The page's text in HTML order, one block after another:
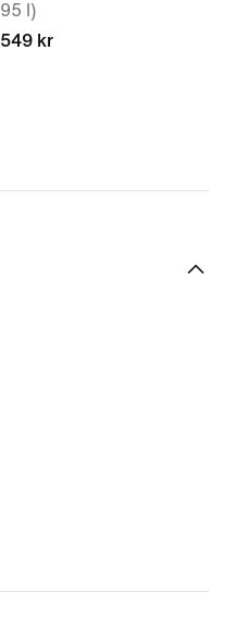
95 l)
549 kr